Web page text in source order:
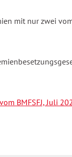
mit nur zwei
BMFSFJ, Juli